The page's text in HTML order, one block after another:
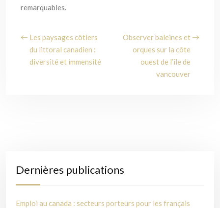
remarquables.
Les paysages côtiers
du littoral canadien :
diversité et immensité
Observer baleines et
orques sur la côte
ouest de l’île de
vancouver
Dernières publications
Emploi au canada : secteurs porteurs pour les français